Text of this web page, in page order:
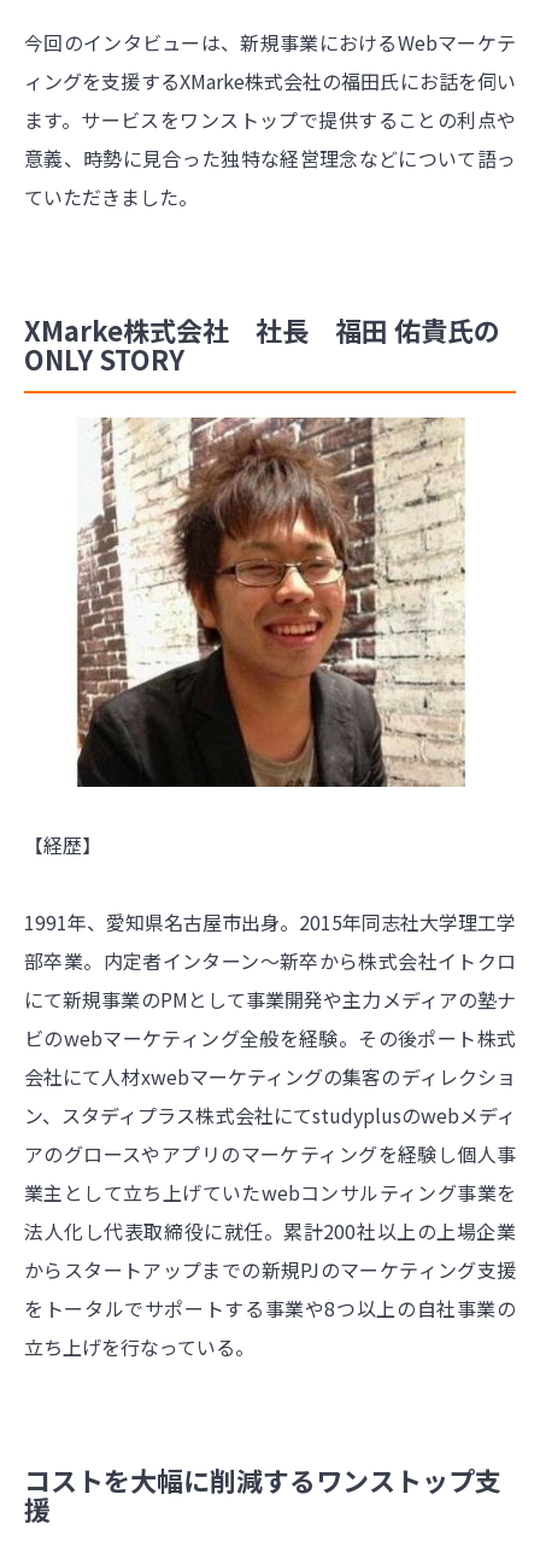
今回のインタビューは、新規事業におけるWebマーケテ
ィングを支援するXMarke株式会社の福田氏にお話を伺い
ます。サービスをワンストップで提供することの利点や
意義、時勢に見合った独特な経営理念などについて語っ
ていただきました。
XMarke株式会社 社長 福田 佑貴氏の
ONLY STORY
【経歴】
1991年、愛知県名古屋市出身。2015年同志社大学理工学
部卒業。内定者インターン〜新卒から株式会社イトクロ
にて新規事業のPMとして事業開発や主力メディアの塾ナ
ビのwebマーケティング全般を経験。その後ポート株式
会社にて人材xwebマーケティングの集客のディレクショ
ン、スタディプラス株式会社にてstudyplusのwebメディ
アのグロースやアプリのマーケティングを経験し個人事
業主として立ち上げていたwebコンサルティング事業を
法人化し代表取締役に就任。累計200社以上の上場企業
からスタートアップまでの新規PJのマーケティング支援
をトータルでサポートする事業や8つ以上の自社事業の
立ち上げを行なっている。
コストを大幅に削減するワンストップ支
援